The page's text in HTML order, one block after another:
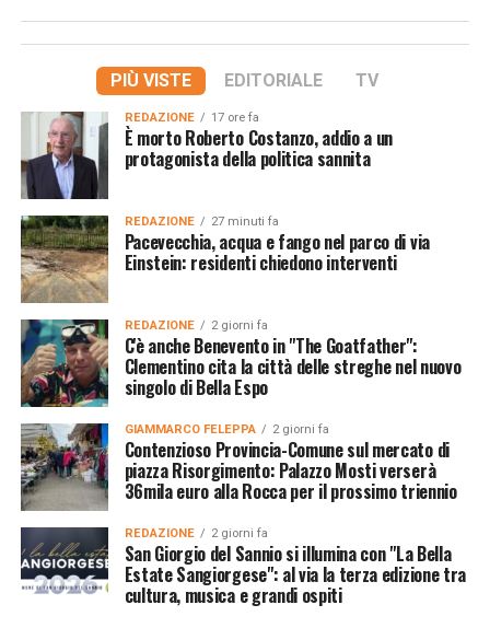
PIÙ VISTE EDITORIALE TV
REDAZIONE 17 ore fa
È morto Roberto Costanzo, addio a un
protagonista della politica sannita
REDAZIONE 27 minuti fa
Pacevecchia, acqua e fango nel parco di via
Einstein: residenti chiedono interventi
REDAZIONE 2 giorni fa
C'è anche Benevento in "The Goatfather":
Clementino cita la città delle streghe nel nuovo
singolo di Bella Espo
GIAMMARCO FELEPPA 2 giorni fa
Contenzioso Provincia-Comune sul mercato di
piazza Risorgimento: Palazzo Mosti verserà
36mila euro alla Rocca per il prossimo triennio
REDAZIONE 2 giorni fa
San Giorgio del Sannio si illumina con "La Bella
Estate Sangiorgese": al via la terza edizione tra
cultura, musica e grandi ospiti